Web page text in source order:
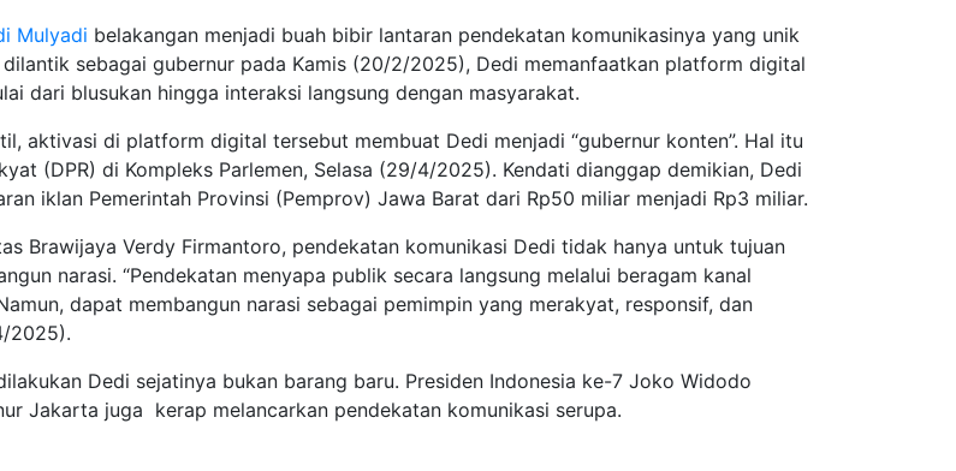
Mulyadi belakangan menjadi buah bibir lantaran pendekatan komunikasinya yang unik
sebagai gubernur pada Kamis (20/2/2025), Dedi memanfaatkan platform digital
dari blusukan hingga interaksi langsung dengan masyarakat.
aktivasi di platform digital tersebut membuat Dedi menjadi “gubernur konten”. Hal itu
(DPR) di Kompleks Parlemen, Selasa (29/4/2025). Kendati dianggap demikian, Dedi
iklan Pemerintah Provinsi (Pemprov) Jawa Barat dari Rp50 miliar menjadi Rp3 miliar.
Brawijaya Verdy Firmantoro, pendekatan komunikasi Dedi tidak hanya untuk tujuan
narasi. “Pendekatan menyapa publik secara langsung melalui beragam kanal
dapat membangun narasi sebagai pemimpin yang merakyat, responsif, dan
2025).
Dedi sejatinya bukan barang baru. Presiden Indonesia ke-7 Joko Widodo
Jakarta juga kerap melancarkan pendekatan komunikasi serupa.